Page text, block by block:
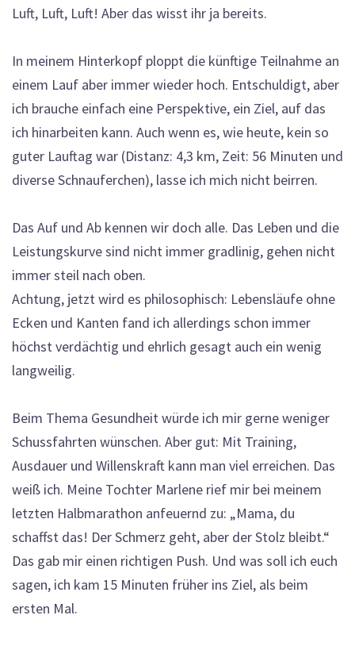
Luft, Luft, Luft! Aber das wisst ihr ja bereits.
In meinem Hinterkopf ploppt die künftige Teilnahme an
einem Lauf aber immer wieder hoch. Entschuldigt, aber
ich brauche einfach eine Perspektive, ein Ziel, auf das
ich hinarbeiten kann. Auch wenn es, wie heute, kein so
guter Lauftag war (Distanz: 4,3 km, Zeit: 56 Minuten und
diverse Schnauferchen), lasse ich mich nicht beirren.
Das Auf und Ab kennen wir doch alle. Das Leben und die
Leistungskurve sind nicht immer gradlinig, gehen nicht
immer steil nach oben.
Achtung, jetzt wird es philosophisch: Lebensläufe ohne
Ecken und Kanten fand ich allerdings schon immer
höchst verdächtig und ehrlich gesagt auch ein wenig
langweilig.
Beim Thema Gesundheit würde ich mir gerne weniger
Schussfahrten wünschen. Aber gut: Mit Training,
Ausdauer und Willenskraft kann man viel erreichen. Das
weiß ich. Meine Tochter Marlene rief mir bei meinem
letzten Halbmarathon anfeuernd zu: „Mama, du
schaffst das! Der Schmerz geht, aber der Stolz bleibt.“
Das gab mir einen richtigen Push. Und was soll ich euch
sagen, ich kam 15 Minuten früher ins Ziel, als beim
ersten Mal.